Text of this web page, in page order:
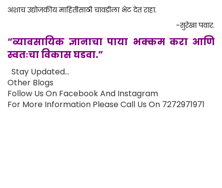
अशाच उद्योजकीय माहितीसाठी चावडीला भेट देत राहा.
-सुरेखा पवार.
“व्यावसायिक ज्ञानाचा पाया भक्कम करा आणि
स्वतःचा विकास घडवा.”
Stay Updated…
Other Blogs
Follow Us On FacebookAnd Instagram
For More Information Please Call Us On 7272971971